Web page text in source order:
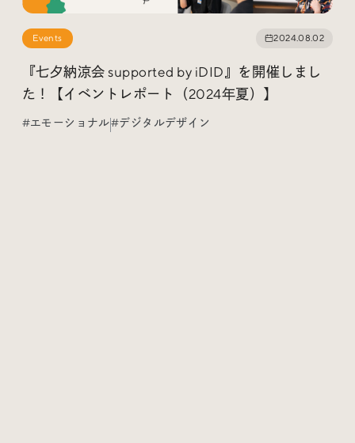
Events 2024.08.02
『七夕納涼会 supported by iDID』を開催しまし
た！【イベントレポート（2024年夏）】
#エモーショナル#デジタルデザイン